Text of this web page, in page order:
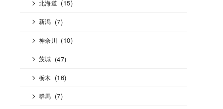
北海道 (15)
新潟 (7)
神奈川 (10)
茨城 (47)
栃木 (16)
群馬 (7)